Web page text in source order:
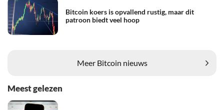
Bitcoin koers is opvallend rustig, maar dit
patroon biedt veel hoop
Meer Bitcoin nieuws
Meest gelezen